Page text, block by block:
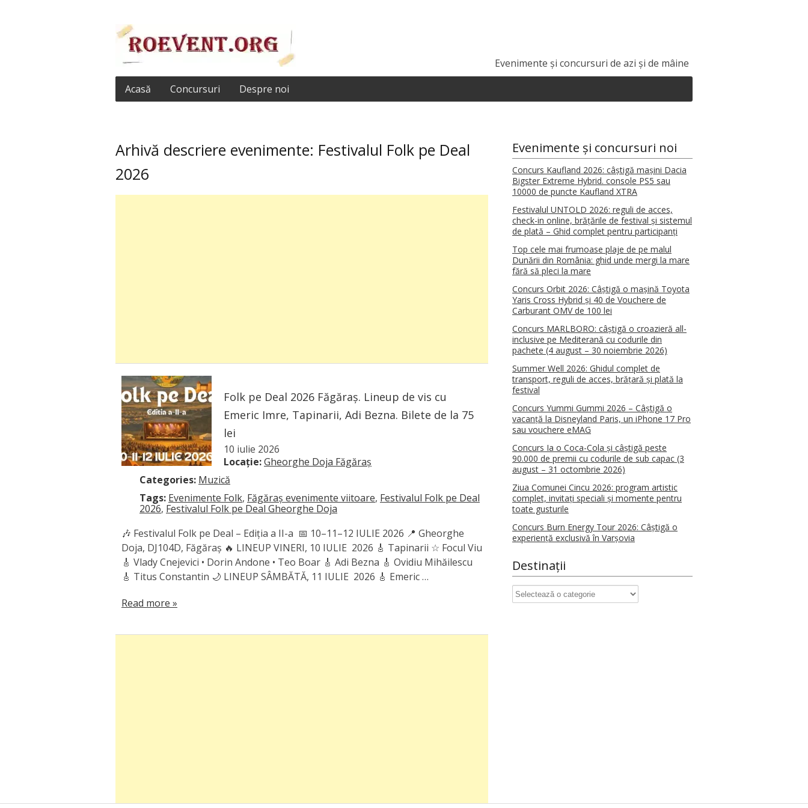
Evenimente și concursuri de azi și de mâine
Acasă
Concursuri Despre noi
Arhivă descriere evenimente: Festivalul Folk pe Deal
2026
Folk pe Deal 2026 Făgăraș. Lineup de vis cu
Emeric Imre, Tapinarii, Adi Bezna. Bilete de la 75
lei
10 iulie 2026
Locație:Gheorghe Doja Făgăraș
Categories: Muzică
Tags: Evenimente Folk, Făgăraș evenimente viitoare, Festivalul Folk pe Deal
2026, Festivalul Folk pe Deal ​Gheorghe Doja
🎶 Festivalul Folk pe Deal – Ediția a II-a 📅 10–11–12 IULIE 2026 📍 Gheorghe
Doja, DJ104D, Făgăraș 🔥 LINEUP VINERI, 10 IULIE 2026 🎸 Tapinarii ☆ Focul Viu
🎸 Vlady Cnejevici • Dorin Andone • Teo Boar 🎸 Adi Bezna 🎸 Ovidiu Mihăilescu
🎸 Titus Constantin 🌙 LINEUP SÂMBĂTĂ, 11 IULIE 2026 🎸 Emeric …
Read more »
Evenimente și concursuri noi
Concurs Kaufland 2026: câștigă mașini Dacia
Bigster Extreme Hybrid. console PS5 sau
10000 de puncte Kaufland XTRA
Festivalul UNTOLD 2026: reguli de acces,
check-in online, brățările de festival și sistemul
de plată – Ghid complet pentru participanți
Top cele mai frumoase plaje de pe malul
Dunării din România: ghid unde mergi la mare
fără să pleci la mare
Concurs Orbit 2026: Câștigă o mașină Toyota
Yaris Cross Hybrid și 40 de Vouchere de
Carburant OMV de 100 lei
Concurs MARLBORO: câștigă o croazieră all-
inclusive pe Mediterană cu codurile din
pachete (4 august – 30 noiembrie 2026)
Summer Well 2026: Ghidul complet de
transport, reguli de acces, brățară și plată la
festival
Concurs Yummi Gummi 2026 – Câștigă o
vacanță la Disneyland Paris, un iPhone 17 Pro
sau vouchere eMAG
Concurs Ia o Coca-Cola și câștigă peste
90.000 de premii cu codurile de sub capac (3
august – 31 octombrie 2026)
Ziua Comunei Cincu 2026: program artistic
complet, invitați speciali și momente pentru
toate gusturile
Concurs Burn Energy Tour 2026: Câștigă o
experiență exclusivă în Varșovia
Destinații
Destinații